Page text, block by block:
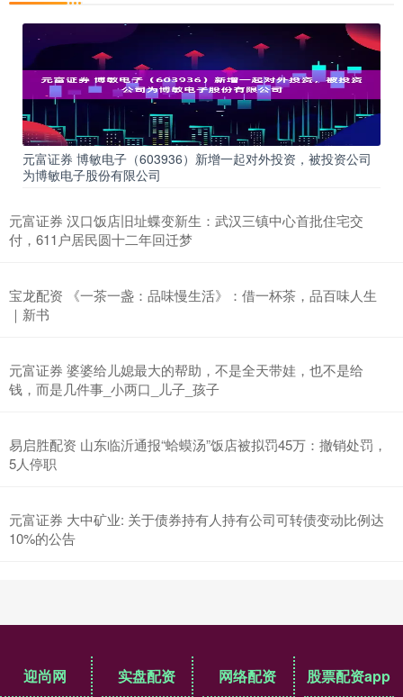
元富证券 博敏电子（603936）新增一起对外投资，被投资公司
为博敏电子股份有限公司
元富证券 汉口饭店旧址蝶变新生：武汉三镇中心首批住宅交
付，611户居民圆十二年回迁梦
宝龙配资 《一茶一盏：品味慢生活》：借一杯茶，品百味人生
｜新书
元富证券 婆婆给儿媳最大的帮助，不是全天带娃，也不是给
钱，而是几件事_小两口_儿子_孩子
易启胜配资 山东临沂通报“蛤蟆汤”饭店被拟罚45万：撤销处罚，
5人停职
元富证券 大中矿业: 关于债券持有人持有公司可转债变动比例达
10%的公告
迎尚网 实盘配资 网络配资 股票配资app